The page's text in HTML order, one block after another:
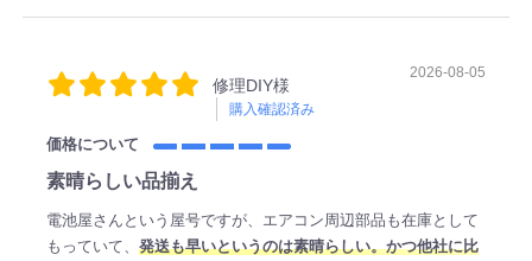
修理DIY様
購入確認済み
2026-08-05
価格について
素晴らしい品揃え
電池屋さんという屋号ですが、エアコン周辺部品も在庫として
もっていて、 発送も早いというのは素晴らしい。かつ他社に比